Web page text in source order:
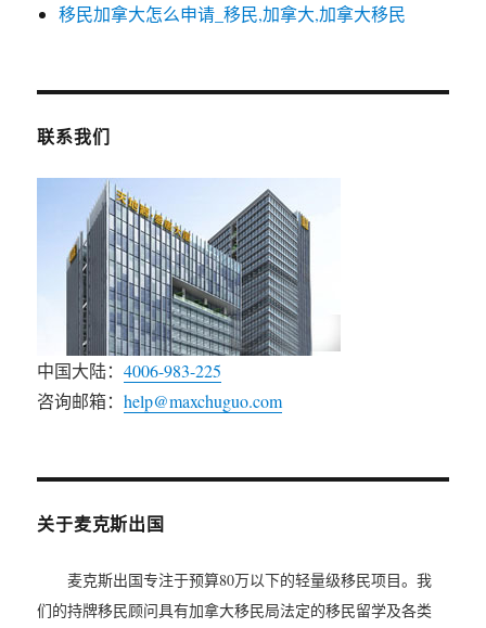
移民加拿大怎么申请_移民,加拿大,加拿大移民
联系我们
中国大陆：4006-983-225
咨询邮箱：help@maxchuguo.com
关于麦克斯出国
麦克斯出国专注于预算80万以下的轻量级移民项目。我
们的持牌移民顾问具有加拿大移民局法定的移民留学及各类